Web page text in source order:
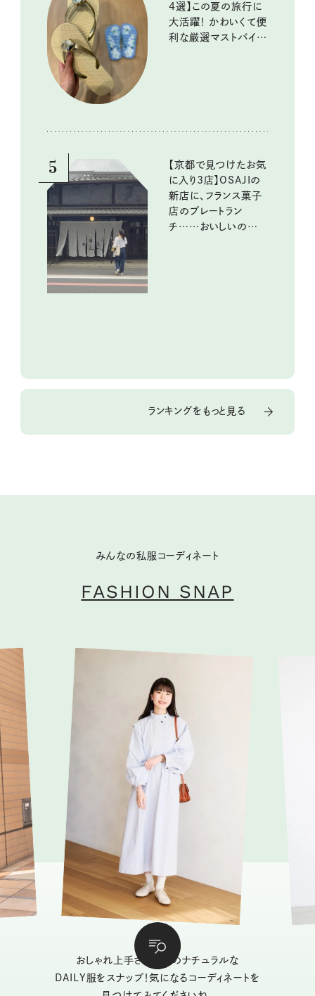
4選】この夏の旅行に
大活躍！ かわいくて便
利な厳選マストバイア
5
【京都で見つけたお気
に入り3店】OSAJIの
新店に、フランス菓子
店のプレートラン
チ……おいしいのんび
ランキングをもっと見る
みんなの私服コーディネート
FASHION SNAP
おしゃれ上手さんたちのナチュラルな
DAILY服をスナップ！気になるコーディネートを